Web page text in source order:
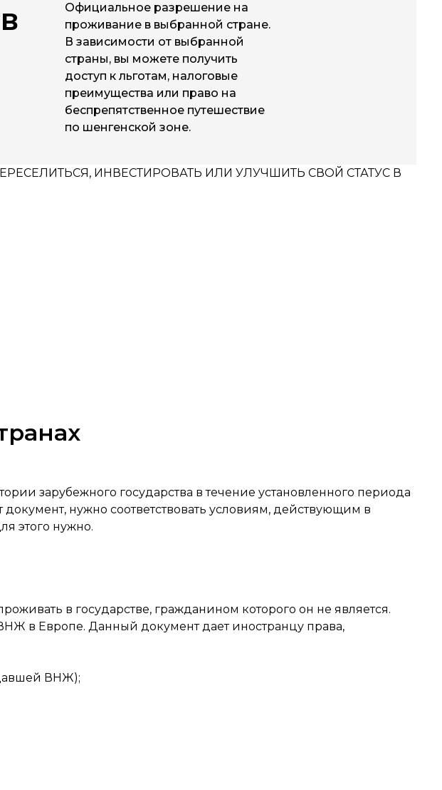
Официальное разрешение на
проживание в выбранной стране.
В зависимости от выбранной
страны, вы можете получить
доступ к льготам, налоговые
преимущества или право на
беспрепятственное путешествие
по шенгенской зоне.
ИНВЕСТИРОВАТЬ ИЛИ УЛУЧШИТЬ СВОЙ СТАТУС В
зарубежного государства в течение установленного периода
нужно соответствовать условиям, действующим в
этого нужно.
в государстве, гражданином которого он не является.
в Европе. Данный документ дает иностранцу права,
ВНЖ);